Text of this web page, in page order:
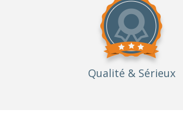
Qualité & Sérieux